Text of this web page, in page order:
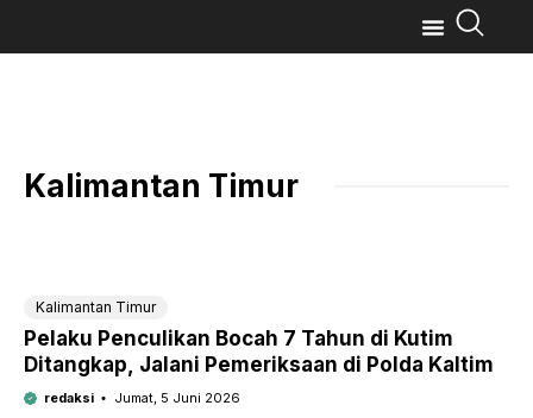
Kalimantan Timur
Kalimantan Timur
Pelaku Penculikan Bocah 7 Tahun di Kutim
Ditangkap, Jalani Pemeriksaan di Polda Kaltim
redaksi Jumat, 5 Juni 2026